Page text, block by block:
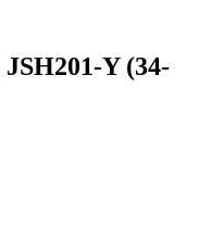
Y (34-